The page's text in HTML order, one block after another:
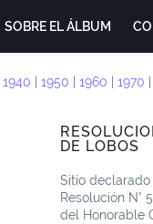
SOBRE EL ÁLBUM
1940 1950 1960 1970
DE LOBOS
Sitio
Resolución N°
del Honorable